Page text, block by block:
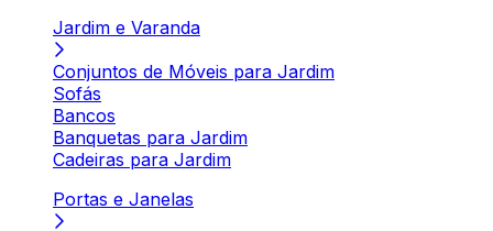
Jardim e Varanda
Conjuntos de Móveis para Jardim
Sofás
Bancos
Banquetas para Jardim
Cadeiras para Jardim
Portas e Janelas